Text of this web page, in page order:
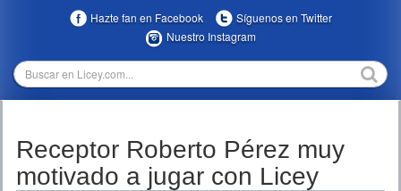
MULTIMEDIA
TEMPORADAS
Hazte fan en Facebook
Síguenos en Twitter
Nuestro Instagram
Receptor Roberto Pérez muy
motivado a jugar con Licey